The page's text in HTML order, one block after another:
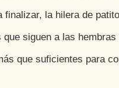
finalizar, la hilera de
que siguen a las hembras
que suficientes para